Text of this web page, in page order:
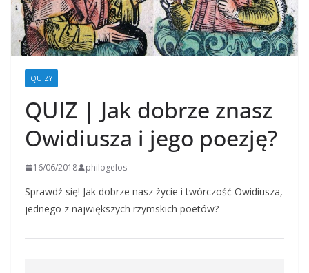
QUIZY
QUIZ | Jak dobrze znasz
Owidiusza i jego poezję?
16/06/2018 philogelos
Sprawdź się! Jak dobrze nasz życie i twórczość Owidiusza,
jednego z największych rzymskich poetów?